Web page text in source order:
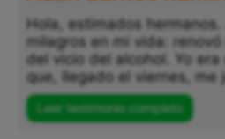
Hola, estimados
milagros en mi vida:
del vicio del alcohol. Yo
que, llegado el viernes, me
Leer testimonio completo